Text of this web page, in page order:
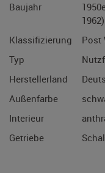
Baujahr
1962)
Klassifizierung
Post
Typ
Herstellerland
Außenfarbe
Interieur
Getriebe